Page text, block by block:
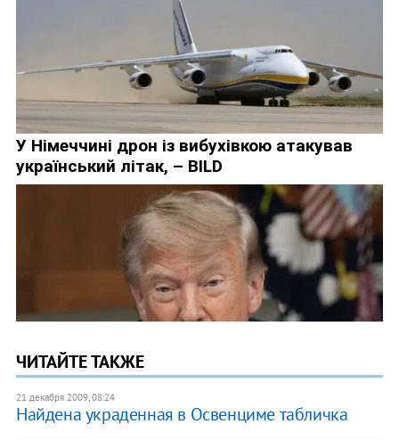
ЧИТАЙТЕ ТАКЖЕ
21 декабря 2009, 08:24
Найдена украденная в Освенциме табличка